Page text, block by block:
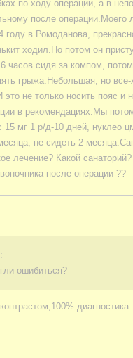
по ходу операции, а в
после операции.Моего
году в Ромоданова,
ходил.Но потом он
часов сидя за компом,
грыжа.Небольшая, но
это не только носить пояс и
в рекомендациях.Мы
15 мг 1 р/д-10 дней, нуклео
не сидеть-2
лечение? Какой
после операции ??
ошибиться?
диагностика